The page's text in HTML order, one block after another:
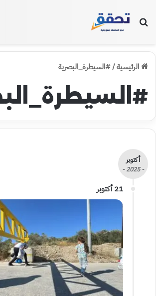
بحث عن
الرئيسية/#السيطرة_البصرية
أكتوبر
- 2025 -
21 أكتوبر